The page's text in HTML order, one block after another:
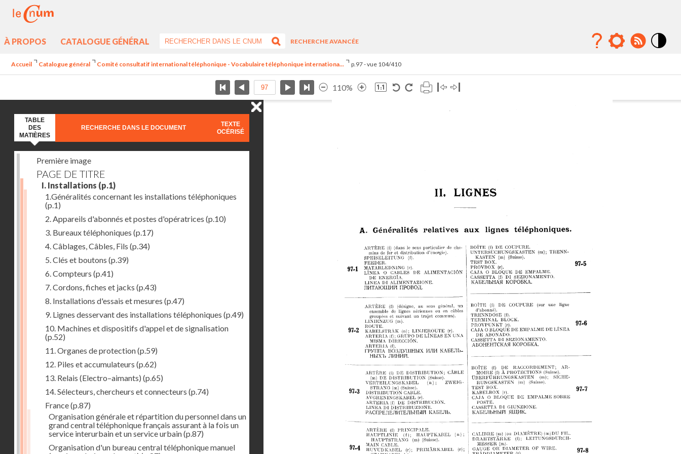
À PROPOS CATALOGUE GÉNÉRAL
RECHERCHE AVANCÉE
Accueil Catalogue général Comité consultatif international téléphonique - Vocabulaire téléphonique internationa... p.97 - vue 104/410
110%
TABLE
DES
MATIÈRES
RECHERCHE DANS LE DOCUMENT
TEXTE
OCÉRISÉ
Première image
PAGE DE TITRE
I. Installations (p.1)
1.Généralités concernant les installations téléphoniques
(p.1)
2. Appareils d'abonnés et postes d'opératrices (p.10)
3. Bureaux téléphoniques (p.17)
4. Câblages, Câbles, Fils (p.34)
5. Clés et boutons (p.39)
6. Compteurs (p.41)
7. Cordons, fiches et jacks (p.43)
8. Installations d'essais et mesures (p.47)
9. Lignes desservant des installations téléphoniques (p.49)
10. Machines et dispositifs d'appel et de signalisation
(p.52)
11. Organes de protection(p.59)
12. Piles et accumulateurs (p.62)
13. Relais (Electro–aimants) (p.65)
14. Sélecteurs, chercheurs et connecteurs (p.74)
France(p.87)
Organisation générale et répartition du personnel dans un
grand central téléphonique français assurant à la fois un
service interurbain et un service urbain(p.87)
Organisation d'un bureau central téléphonique manuel